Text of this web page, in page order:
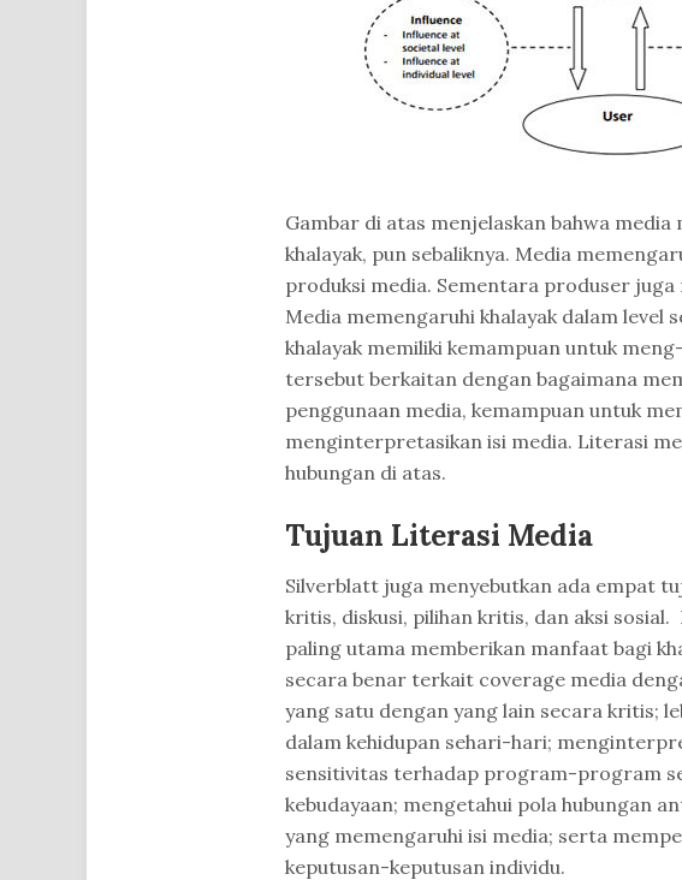
Gambar di atas menjelaskan bahwa
khalayak, pun sebaliknya. Media
produksi media. Sementara produser
Media memengaruhi khalayak dalam level
khalayak memiliki kemampuan untuk
tersebut berkaitan dengan bagaimana
penggunaan media, kemampuan untuk
menginterpretasikan isi media. Literasi
hubungan di atas.
Tujuan Literasi Media
Silverblatt juga menyebutkan ada empat
kritis, diskusi, pilihan kritis, dan aksi
paling utama memberikan manfaat bagi
secara benar terkait coverage media
yang satu dengan yang lain secara kritis;
dalam kehidupan sehari-hari;
sensitivitas terhadap program-program
kebudayaan; mengetahui pola hubungan
yang memengaruhi isi media; serta
keputusan-keputusan individu.